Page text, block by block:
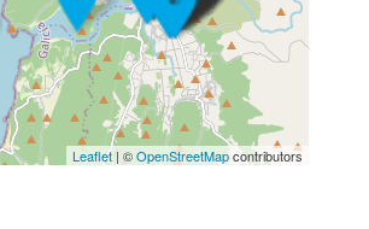
Leaflet| ©OpenStreetMapcontributors